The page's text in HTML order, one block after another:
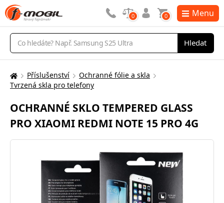
Vyhledávání
Hledat
0 0 Menu
Zde
nacházíte:
Příslušenství
Ochranné fólie a skla
Tvrzená skla pro telefony
OCHRANNÉ SKLO TEMPERED GLASS
PRO XIAOMI REDMI NOTE 15 PRO 4G